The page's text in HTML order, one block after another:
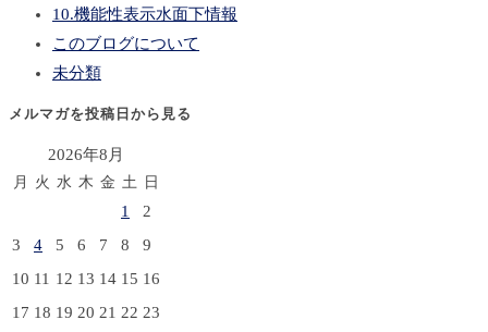
10.機能性表示水面下情報
このブログについて
未分類
メルマガを投稿日から見る
2026年8月
月 火 水 木 金 土 日
1
2
3
4 5 6 7 8
9
10 11 12 13 14 15 16
17 18 19 20 21 22 23